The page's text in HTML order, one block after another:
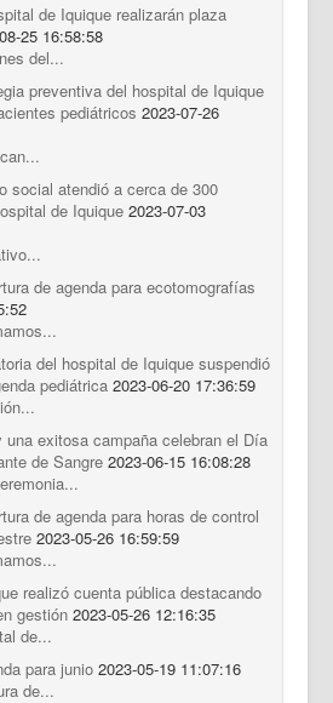
de Iquique realizarán plaza
25 16:58:58
del...
preventiva del hospital de Iquique
pediátricos 2023-07-26
social atendió a cerca de 300
de Iquique 2023-07-03
de agenda para ecotomografías
del hospital de Iquique suspendió
pediátrica 2023-06-20 17:36:59
una exitosa campaña celebran el Día
de Sangre 2023-06-15 16:08:28
de agenda para horas de control
2023-05-26 16:59:59
realizó cuenta pública destacando
gestión 2023-05-26 12:16:35
de...
para junio 2023-05-19 11:07:16
de...